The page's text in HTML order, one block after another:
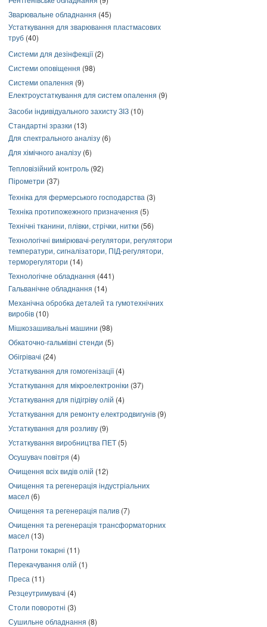
Зварювальне обладнання (45)
Устаткування для зварювання пластмасових
труб (40)
Системи для дезінфекції(2)
Системи оповіщення (98)
Системи опалення (9)
Електроустаткування для систем опалення (9)
Засоби індивідуального захисту ЗІЗ (10)
Стандартні зразки (13)
Для спектрального аналізу (6)
Для хімічного аналізу (6)
Тепловізійний контроль (92)
Пірометри (37)
Техніка для фермерського господарства (3)
Техніка протипожежного призначення (5)
Технічні тканини, плівки, стрічки, нитки (56)
Технологічні вимірювачі-регулятори, регулятори
температури, сигналізатори, ПІД-регулятори,
терморегулятори (14)
Технологічне обладнання (441)
Гальванічне обладнання (14)
Механічна обробка деталей та гумотехнічних
виробів (10)
Мішкозашивальні машини (98)
Обкаточно-гальмівні стенди (5)
Обігрівачі (24)
Устаткування для гомогенізації(4)
Устаткування для мікроелектроніки (37)
Устаткування для підігріву олій (4)
Устаткування для ремонту електродвигунів (9)
Устаткування для розливу (9)
Устаткування виробництва ПЕТ (5)
Осушувач повітря (4)
Очищення всіх видів олій (12)
Очищення та регенерація індустріальних
масел (6)
Очищення та регенерація палив (7)
Очищення та регенерація трансформаторних
масел (13)
Патрони токарні (11)
Перекачування олій (1)
Преса (11)
Резцеутримувачі (4)
Столи поворотні (3)
Сушильне обладнання (8)